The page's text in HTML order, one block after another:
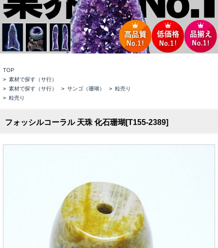
TOP
> 素材で探す（サ行）
> 素材で探す（サ行） > サンゴ（珊瑚） > 粒売り
> 粒売り
フォッシルコーラル 天珠 化石珊瑚[T155-2389]